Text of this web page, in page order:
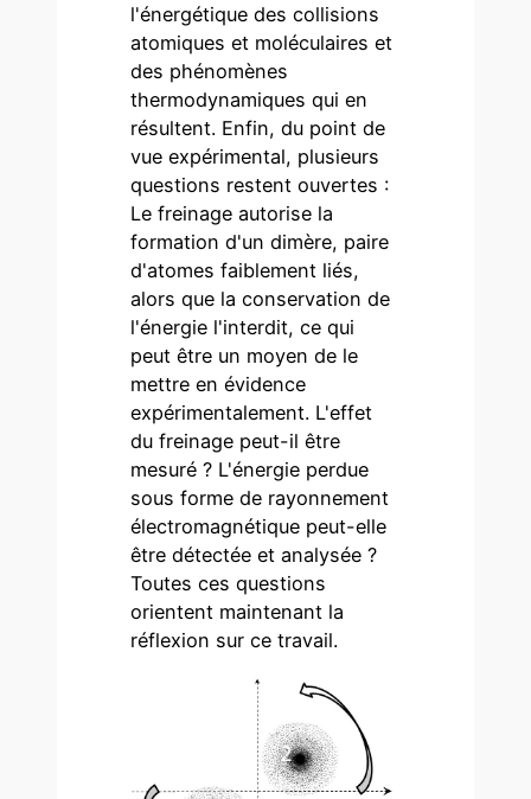
l'énergétique des collisions
atomiques et moléculaires et
des phénomènes
thermodynamiques qui en
résultent. Enfin, du point de
vue expérimental, plusieurs
questions restent ouvertes :
Le freinage autorise la
formation d'un dimère, paire
d'atomes faiblement liés,
alors que la conservation de
l'énergie l'interdit, ce qui
peut être un moyen de le
mettre en évidence
expérimentalement. L'effet
du freinage peut-il être
mesuré ? L'énergie perdue
sous forme de rayonnement
électromagnétique peut-elle
être détectée et analysée ?
Toutes ces questions
orientent maintenant la
réflexion sur ce travail.